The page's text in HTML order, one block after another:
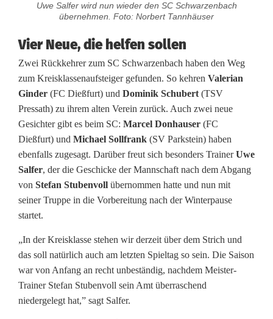
e
n
b
a
c
h
:
M
t
v
i
Uwe Salfer wird nun wieder den SC Schwarzenbach
übernehmen. Foto: Norbert Tannhäuser
Vier Neue, die helfen sollen
Zwei Rückkehrer zum SC Schwarzenbach haben den Weg
zum Kreisklassenaufsteiger gefunden. So kehren Valerian
Ginder (FC Dießfurt) und Dominik Schubert (TSV
Pressath) zu ihrem alten Verein zurück. Auch zwei neue
Gesichter gibt es beim SC: Marcel Donhauser (FC
Dießfurt) und Michael Sollfrank (SV Parkstein) haben
ebenfalls zugesagt. Darüber freut sich besonders TrainerUwe
Salfer, der die Geschicke der Mannschaft nach dem Abgang
von Stefan Stubenvoll übernommen hatte und nun mit
seiner Truppe in die Vorbereitung nach der Winterpause
startet.
„In der Kreisklasse stehen wir derzeit über dem Strich und
das soll natürlich auch am letzten Spieltag so sein. Die Saison
war von Anfang an recht unbeständig, nachdem Meister-
Trainer Stefan Stubenvoll sein Amt überraschend
niedergelegt hat,” sagt Salfer.